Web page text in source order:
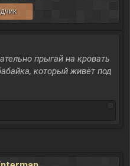
прыгай на кровать
который живёт под